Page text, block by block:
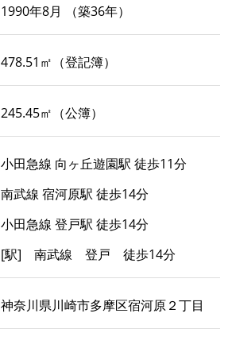
1990年8月 （築36年）
478.51㎡（登記簿）
245.45㎡（公簿）
小田急線 向ヶ丘遊園駅 徒歩11分
南武線 宿河原駅 徒歩14分
小田急線 登戸駅 徒歩14分
[駅] 南武線 登戸 徒歩14分
神奈川県川崎市多摩区宿河原２丁目